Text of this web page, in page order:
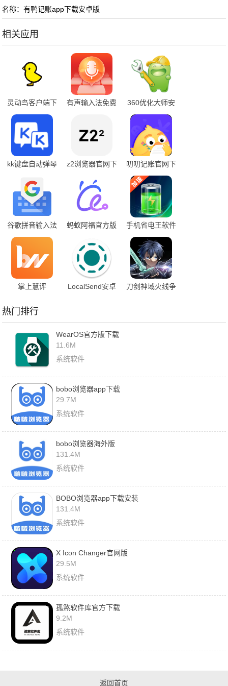
名称：有鸭记账app下载安卓版
相关应用
灵动鸟客户端下
载APP
有声输入法免费
360优化大师安
卓版下载
kk键盘自动弹琴
z2浏览器官网下
叨叨记账官网下
载app
谷歌拼音输入法
app下载
蚂蚁阿福官方版
手机省电王软件
掌上慧评
LocalSend安卓
刀剑神域火线争
热门排行
WearOS官方版下载
11.6M
系统软件
bobo浏览器app下载
29.7M
系统软件
bobo浏览器海外版
131.4M
系统软件
BOBO浏览器app下载安装
131.4M
系统软件
X Icon Changer官网版
29.5M
系统软件
孤煞软件库官方下载
9.2M
系统软件
返回首页